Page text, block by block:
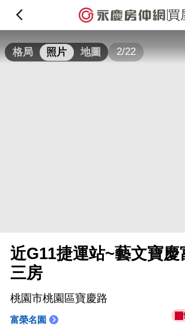
買
格局 照片 地圖 2/22
近G11捷運站~藝文寶慶
三房
桃園市桃園區寶慶路
富榮名園